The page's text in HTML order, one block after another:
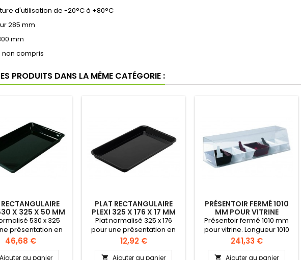
d'utilisation de -20°C à +80°C
285 mm
mm
non compris
PRODUITS DANS LA MÊME CATÉGORIE :
X 325 X 50 MM
GN1/1
530 x 325
présentation en
ou pour une
dans un buffet
Plexi (PMMA) haut
Prix
46,68 €
Ajouter au panier
PLAT RECTANGULAIRE
PLEXI 325 X 176 X 17 MM
NORMÉ GN1/3
Plat normalisé 325 x 176
pour une présentation en
vitrine ou pour une
utilisation dans un buffet
Matière: Plexi (PMMA) haut
Prix
12,92 €
 Ajouter au panier
PRÉSENTOIR FERMÉ 1010
MM POUR VITRINE
Présentoir fermé 1010 mm
pour vitrine. Longueur 1010
mm Système idéal pour la
présentation de produits
derrière votre vitrine ou
Prix
241,33 €
 Ajouter au panier